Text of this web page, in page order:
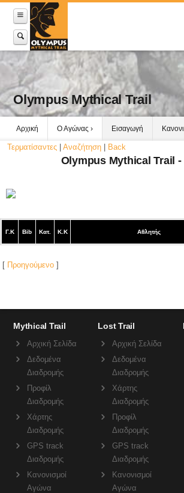
Olympus Mythical Trail
Αρχική Ο Αγώνας Εισαγωγή
Τερματίσαντες Αναζήτηση Back
Olympus Mythical Trail -
Γ.Κ Bib Κατ. Κ.Κ Αθλητής
[ Προηγούμενο ]
Mythical Trail
Αρχική Σελίδα
Δεδομένα
Διαδρομής
Προφίλ
Διαδρομής
Χάρτης
Διαδρομής
GPS track
Διαδρομής
Κανονισμοί
Αγώνα
Lost Trail
Αρχική Σελίδα
Δεδομένα
Διαδρομής
Χάρτης
Διαδρομής
Προφίλ
Διαδρομής
GPS track
Διαδρομής
Κανονισμοί
Αγώνα